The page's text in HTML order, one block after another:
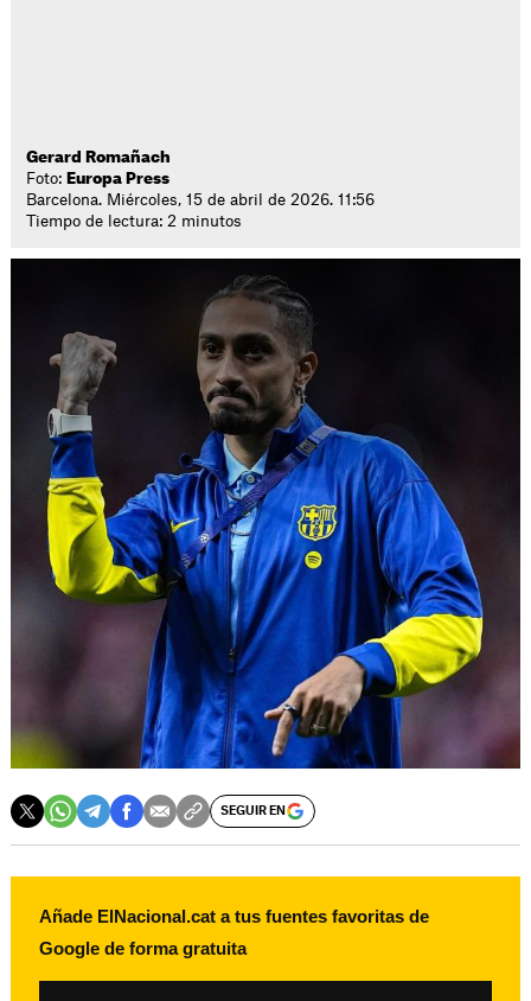
Gerard Romañach
Foto: Europa Press
Barcelona. Miércoles, 15 de abril de 2026. 11:56
Tiempo de lectura: 2 minutos
SEGUIR EN
Añade ElNacional.cat a tus fuentes favoritas de
Google de forma gratuita